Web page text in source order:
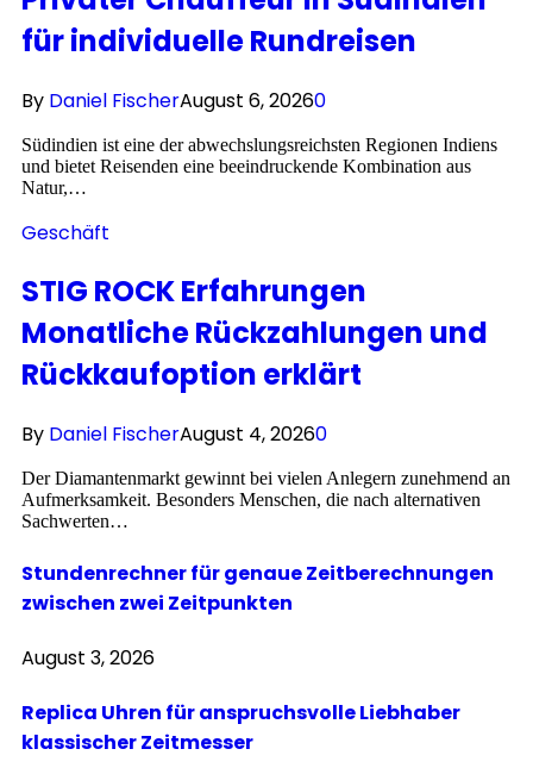
für individuelle Rundreisen
By Daniel FischerAugust 6, 20260
Südindien ist eine der abwechslungsreichsten Regionen Indiens
und bietet Reisenden eine beeindruckende Kombination aus
Natur,…
Geschäft
STIG ROCK Erfahrungen
Monatliche Rückzahlungen und
Rückkaufoption erklärt
By Daniel FischerAugust 4, 20260
Der Diamantenmarkt gewinnt bei vielen Anlegern zunehmend an
Aufmerksamkeit. Besonders Menschen, die nach alternativen
Sachwerten…
Stundenrechner für genaue Zeitberechnungen
zwischen zwei Zeitpunkten
August 3, 2026
Replica Uhren für anspruchsvolle Liebhaber
klassischer Zeitmesser